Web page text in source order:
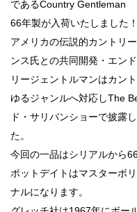
であるCountry Gentleman
66年製が入荷いたしました！
アメリカの伝説的カントリ
ンス氏との共同開発・エン
リージェントルマンはカン
ゆるジャンルへ対応しThe
ド・サリバンショーで披露
た。
今回の一品はシリアルから
ポットデイトはマスターボ
ナルになります。